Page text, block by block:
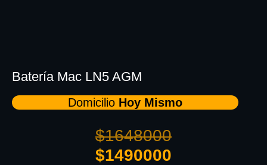
Batería Mac LN5 AGM
Domicilio Hoy Mismo
$1648000
$1490000